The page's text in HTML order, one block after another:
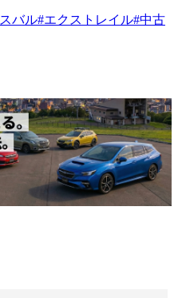
スバル#エクストレイル#中古